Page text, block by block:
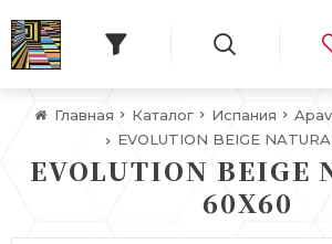
Главная Каталог Испания
EVOLUTION BEIGE
EVOLUTION BEIGE
60Х60